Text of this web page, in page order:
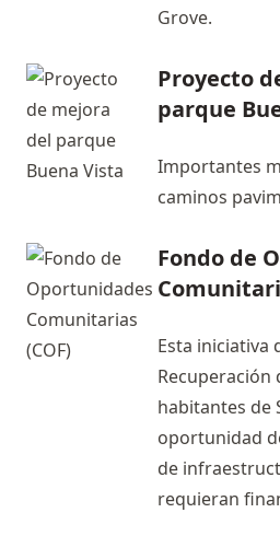
Grove.
Proyecto
parque
Importantes
caminos
Fondo de
Esta iniciativa
Recuperación
habitantes de
oportunidad
de
requieran